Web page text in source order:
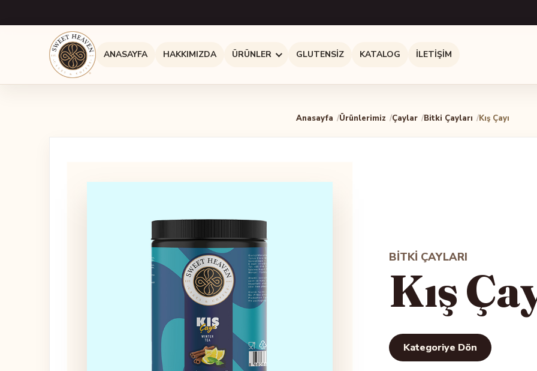
ANASAYFA HAKKIMIZDA ÜRÜNLER GLUTENSIZ KATALOG İLETIŞIM
Anasayfa Ürünlerimiz Çaylar Bitki Çayları Kış Çayı
BITKI ÇAYLARI
Kış
Kategoriye Dön